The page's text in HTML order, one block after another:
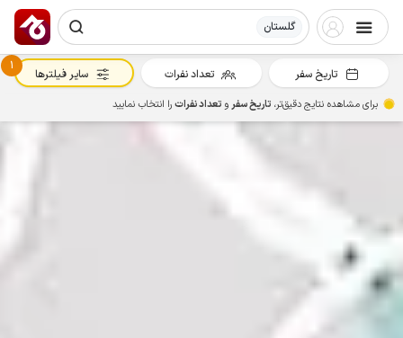
گلستان
تاریخ سفر تعداد نفرات
1
سایر فیلترها
برای مشاهده نتایج دقیق‌تر، تاریخ سفرو تعداد نفراترا انتخاب نمایید